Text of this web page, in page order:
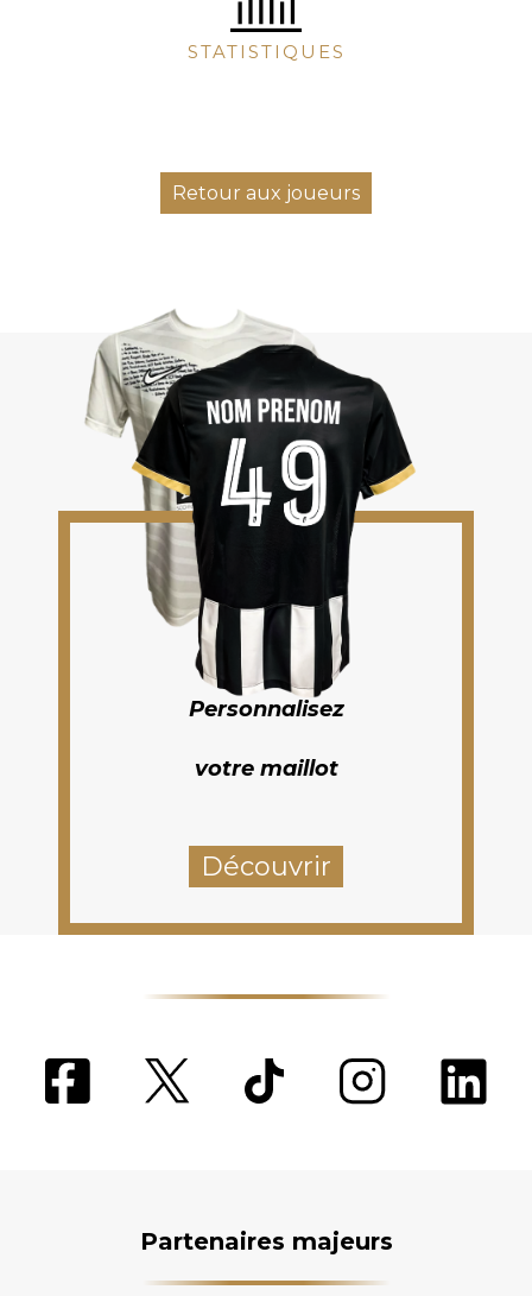
STATISTIQUES
Retour aux joueurs
Personnalisez
votre maillot
Découvrir
Partenaires majeurs